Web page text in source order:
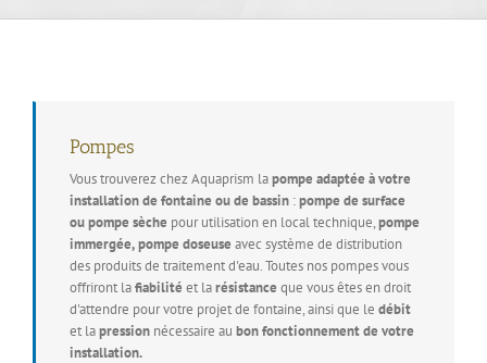
Pompes
Vous trouverez chez Aquaprism lapompe adaptée à votre
installation de fontaine ou de bassin :pompe de surface
ou pompe sèche pour utilisation en local technique,pompe
immergée,pompe doseuse avec système de distribution
des produits de traitement d'eau. Toutes nos pompes vous
offriront lafiabilité et larésistance que vous êtes en droit
d'attendre pour votre projet de fontaine, ainsi que le débit
et lapression nécessaire au bon fonctionnement de votre
installation.